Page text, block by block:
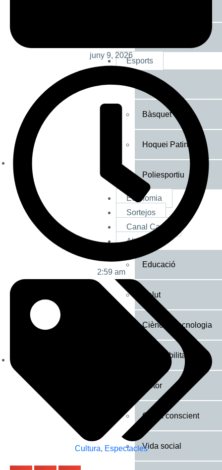
Esports
Futbol
Bàsquet
Hoquei Patins
Poliesportiu
Economia
Sortejos
Canal Camp
Altres
Educació
Salut
Ciència i tecnologia
Sostenibilitat
Motor
Cuina conscient
Vida social
juny 9, 2026
2:59 am
Cultura, Espectacles